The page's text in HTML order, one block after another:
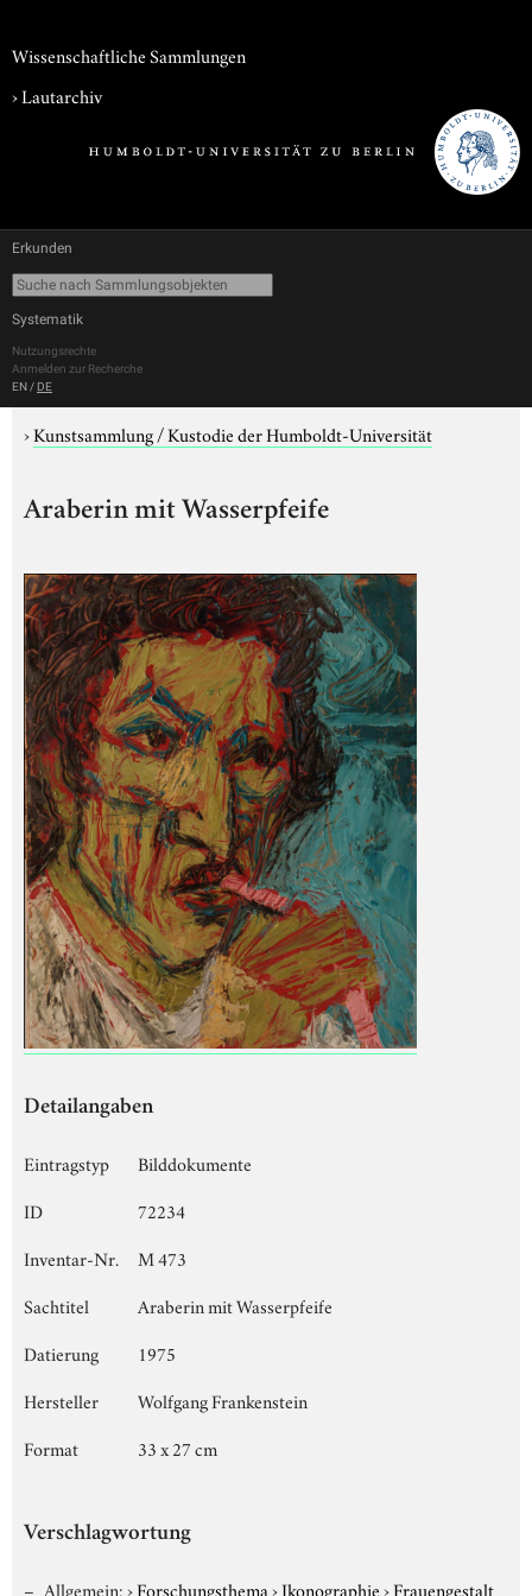
Wissenschaftliche Sammlungen
›Lautarchiv
Erkunden
Systematik
Nutzungsrechte
Anmelden zur Recherche
EN / DE
›Kunstsammlung / Kustodie der Humboldt-Universität
Araberin mit Wasserpfeife
Detailangaben
Eintragstyp
Bilddokumente
ID
72234
Inventar-Nr.
M 473
Sachtitel
Araberin mit Wasserpfeife
Datierung
1975
Hersteller
Wolfgang Frankenstein
Format
33 x 27 cm
Verschlagwortung
Allgemein:›Forschungsthema›Ikonographie›Frauengestalt